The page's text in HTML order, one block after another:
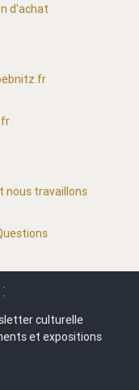
d'achat
nous travaillons
culturelle
et expositions